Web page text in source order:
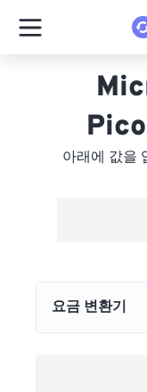
아래에 값을